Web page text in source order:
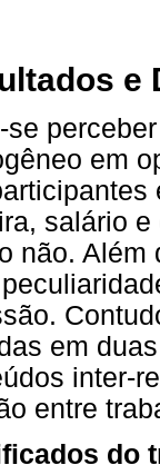
e
se
em
salário
não. Além
em
inter-
entre
do